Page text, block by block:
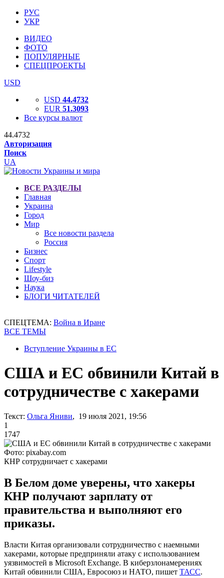
РУС
УКР
ВИДЕО
ФОТО
ПОПУЛЯРНЫЕ
СПЕЦПРОЕКТЫ
USD
USD 44.4732
EUR 51.3093
Все курсы валют
44.4732
Авторизация
Поиск
UA
ВСЕ РАЗДЕЛЫ
Главная
Украина
Город
Мир
Все новости раздела
Россия
Бизнес
Спорт
Lifestyle
Шоу-биз
Наука
БЛОГИ ЧИТАТЕЛЕЙ
СПЕЦТЕМА: Война в Иране
ВСЕ ТЕМЫ
Вступление Украины в ЕС
США и ЕС обвинили Китай в
сотрудничестве с хакерами
Текст: Ольга Яниви, 19 июля 2021, 19:56
1
1747
Фото: pixabay.com
КНР сотрудничает с хакерами
В Белом доме уверены, что хакеры
КНР получают зарплату от
правительства и выполняют его
приказы.
Власти Китая организовали сотрудничество с наемными
хакерами, которые предприняли атаку с использованием
уязвимостей в Microsoft Exchange. В киберзлонамерениях
Китай обвинили США, Евросоюз и НАТО, пишет ТАСС.